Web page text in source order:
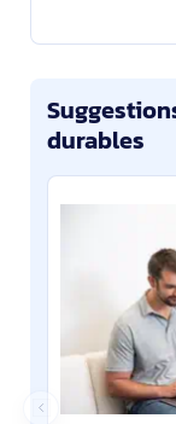
durables